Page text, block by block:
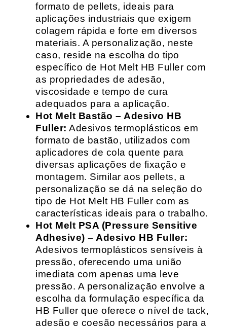
formato de pellets, ideais para
aplicações industriais que exigem
colagem rápida e forte em diversos
materiais. A personalização, neste
caso, reside na escolha do tipo
específico de Hot Melt HB Fuller com
as propriedades de adesão,
viscosidade e tempo de cura
adequados para a aplicação.
Hot Melt Bastão – Adesivo HB
Fuller: Adesivos termoplásticos em
formato de bastão, utilizados com
aplicadores de cola quente para
diversas aplicações de fixação e
montagem. Similar aos pellets, a
personalização se dá na seleção do
tipo de Hot Melt HB Fuller com as
características ideais para o trabalho.
Hot Melt PSA (Pressure Sensitive
Adhesive) – Adesivo HB Fuller:
Adesivos termoplásticos sensíveis à
pressão, oferecendo uma união
imediata com apenas uma leve
pressão. A personalização envolve a
escolha da formulação específica da
HB Fuller que oferece o nível de tack,
adesão e coesão necessários para a